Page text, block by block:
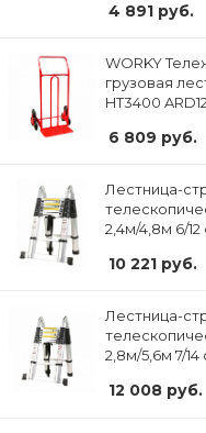
4 891 руб.
WORKY
грузовая
HT3400
6 809 руб.
Лестница-
2,4м/4,8м 6/12
10 221 руб.
Лестница-
2,8м/5,6м 7/14
12 008 руб.